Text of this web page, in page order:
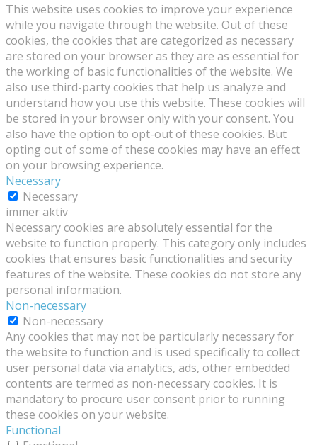
This website uses cookies to improve your experience
while you navigate through the website. Out of these
cookies, the cookies that are categorized as necessary
are stored on your browser as they are as essential for
the working of basic functionalities of the website. We
also use third-party cookies that help us analyze and
understand how you use this website. These cookies will
be stored in your browser only with your consent. You
also have the option to opt-out of these cookies. But
opting out of some of these cookies may have an effect
on your browsing experience.
Necessary
Necessary
immer aktiv
Necessary cookies are absolutely essential for the
website to function properly. This category only includes
cookies that ensures basic functionalities and security
features of the website. These cookies do not store any
personal information.
Non-necessary
Non-necessary
Any cookies that may not be particularly necessary for
the website to function and is used specifically to collect
user personal data via analytics, ads, other embedded
contents are termed as non-necessary cookies. It is
mandatory to procure user consent prior to running
these cookies on your website.
Functional